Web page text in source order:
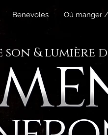
Benevoles Où manger
& lumière